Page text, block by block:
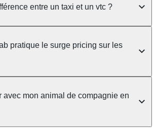
en général jusqu'à 3 bagages
le dans le champ "Message
de la réservation. Le prix n'est
nombre de bagages.
entre un taxi et un vtc ?
directement dans la rue, à une
avec un tarif au
un prix fixe annoncé à
réservez facilement votre
pratique le surge pricing sur les
et suit un barème
des hausses liées à la demande.
avec mon animal de compagnie en